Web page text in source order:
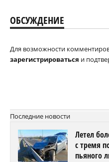
ОБСУЖДЕНИЕ
Для возможности
зарегистрироваться и
Последние новости
Летел
с тремя
пьяного